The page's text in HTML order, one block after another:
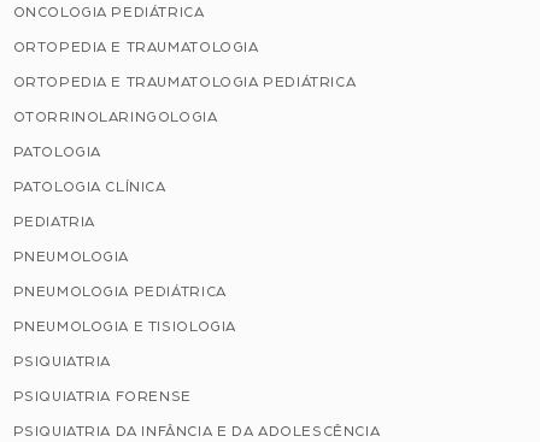
ONCOLOGIA PEDIÁTRICA
ORTOPEDIA E TRAUMATOLOGIA
ORTOPEDIA E TRAUMATOLOGIA PEDIÁTRICA
OTORRINOLARINGOLOGIA
PATOLOGIA
PATOLOGIA CLÍNICA
PEDIATRIA
PNEUMOLOGIA
PNEUMOLOGIA PEDIÁTRICA
PNEUMOLOGIA E TISIOLOGIA
PSIQUIATRIA
PSIQUIATRIA FORENSE
PSIQUIATRIA DA INFÂNCIA E DA ADOLESCÊNCIA